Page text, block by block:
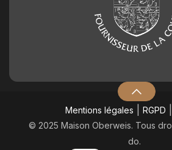
Mentions légales RGPD
© 2025 Maison Oberweis. Tous
do.